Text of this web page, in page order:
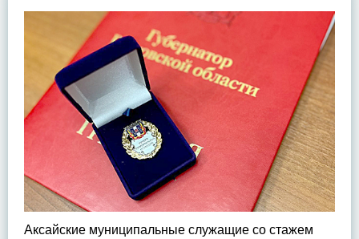
Аксайские муниципальные служащие со стажем